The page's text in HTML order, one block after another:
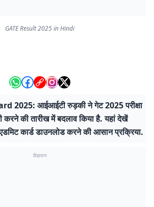
GATE Result 2025 in Hindi
2025: आईआईटी रुड़की ने गेट 2025 परीक्षा
करने की तारीख में बदलाव किया है. यहां देखें
कार्ड डाउनलोड करने की आसान प्रक्रिया.
विज्ञापन